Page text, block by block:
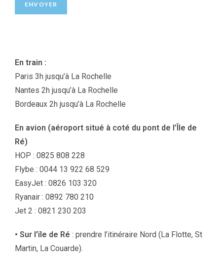
ENVOYER
En train :
Paris 3h jusqu’à La Rochelle
Nantes 2h jusqu’à La Rochelle
Bordeaux 2h jusqu’à La Rochelle
En avion (aéroport situé à coté du pont de l’Île de
Ré)
HOP : 0825 808 228
Flybe : 0044 13 922 68 529
EasyJet : 0826 103 320
Ryanair : 0892 780 210
Jet 2 : 0821 230 203
• Sur l’ïle de Ré : prendre l’itinéraire Nord (La Flotte, St
Martin, La Couarde).